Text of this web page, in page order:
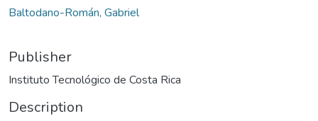
Baltodano-Román, Gabriel
Publisher
Instituto Tecnológico de Costa Rica
Description